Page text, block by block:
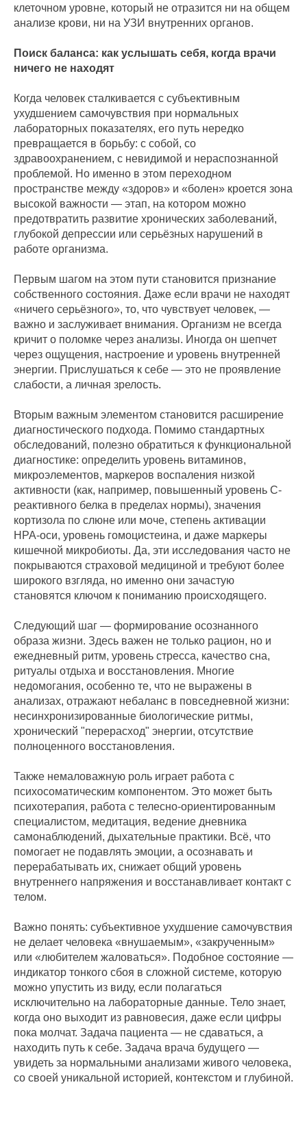
клеточном уровне, который не отразится ни на общем
анализе крови, ни на УЗИ внутренних органов.
Поиск баланса: как услышать себя, когда врачи
ничего не находят
Когда человек сталкивается с субъективным
ухудшением самочувствия при нормальных
лабораторных показателях, его путь нередко
превращается в борьбу: с собой, со
здравоохранением, с невидимой и нераспознанной
проблемой. Но именно в этом переходном
пространстве между «здоров» и «болен» кроется зона
высокой важности — этап, на котором можно
предотвратить развитие хронических заболеваний,
глубокой депрессии или серьёзных нарушений в
работе организма.
Первым шагом на этом пути становится признание
собственного состояния. Даже если врачи не находят
«ничего серьёзного», то, что чувствует человек, —
важно и заслуживает внимания. Организм не всегда
кричит о поломке через анализы. Иногда он шепчет
через ощущения, настроение и уровень внутренней
энергии. Прислушаться к себе — это не проявление
слабости, а личная зрелость.
Вторым важным элементом становится расширение
диагностического подхода. Помимо стандартных
обследований, полезно обратиться к функциональной
диагностике: определить уровень витаминов,
микроэлементов, маркеров воспаления низкой
активности (как, например, повышенный уровень С-
реактивного белка в пределах нормы), значения
кортизола по слюне или моче, степень активации
HPA-оси, уровень гомоцистеина, и даже маркеры
кишечной микробиоты. Да, эти исследования часто не
покрываются страховой медициной и требуют более
широкого взгляда, но именно они зачастую
становятся ключом к пониманию происходящего.
Следующий шаг — формирование осознанного
образа жизни. Здесь важен не только рацион, но и
ежедневный ритм, уровень стресса, качество сна,
ритуалы отдыха и восстановления. Многие
недомогания, особенно те, что не выражены в
анализах, отражают небаланс в повседневной жизни:
несинхронизированные биологические ритмы,
хронический "перерасход" энергии, отсутствие
полноценного восстановления.
Также немаловажную роль играет работа с
психосоматическим компонентом. Это может быть
психотерапия, работа с телесно-ориентированным
специалистом, медитация, ведение дневника
самонаблюдений, дыхательные практики. Всё, что
помогает не подавлять эмоции, а осознавать и
перерабатывать их, снижает общий уровень
внутреннего напряжения и восстанавливает контакт с
телом.
Важно понять: субъективное ухудшение самочувствия
не делает человека «внушаемым», «закрученным»
или «любителем жаловаться». Подобное состояние —
индикатор тонкого сбоя в сложной системе, которую
можно упустить из виду, если полагаться
исключительно на лабораторные данные. Тело знает,
когда оно выходит из равновесия, даже если цифры
пока молчат. Задача пациента — не сдаваться, а
находить путь к себе. Задача врача будущего —
увидеть за нормальными анализами живого человека,
со своей уникальной историей, контекстом и глубиной.